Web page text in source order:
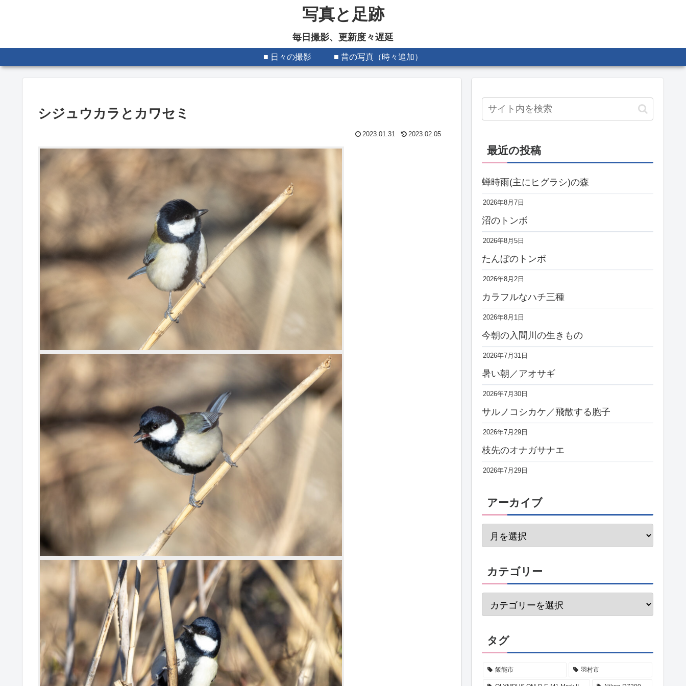
写真と足跡
毎日撮影、更新度々遅延
■ 日々の撮影 ■ 昔の写真（時々追加）
シジュウカラとカワセミ
2023.01.31 2023.02.05
最近の投稿
蝉時雨(主にヒグラシ)の森
2026年8月7日
沼のトンボ
2026年8月5日
たんぼのトンボ
2026年8月2日
カラフルなハチ三種
2026年8月1日
今朝の入間川の生きもの
2026年7月31日
暑い朝／アオサギ
2026年7月30日
サルノコシカケ／飛散する胞子
2026年7月29日
枝先のオナガサナエ
2026年7月29日
アーカイブ
カテゴリー
タグ
飯能市 羽村市